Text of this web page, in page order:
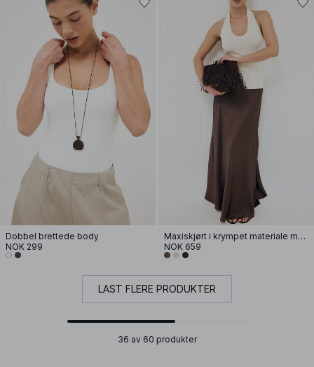
Dobbel brettede body
NOK 299
Maxiskjørt i krympet materiale med skrå snitt
NOK 659
LAST FLERE PRODUKTER
36 av 60 produkter